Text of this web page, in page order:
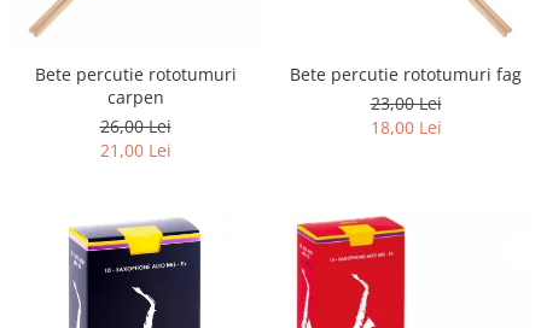
Alte accesorii
Doze
Microfoane sax
Piese de schimb
Ancii clarinet
Mustiuc clarinet
Stativ clarinet
Bratara clarinet
Doza clarinet
Plasturi clarinet
Eufoniu & Bariton
Accesorii flaut
Mandolina Electro-Acustica
Sisteme wireless intrumente cu
Corzi
Curele
Ukulele
Mixer Analog
Mixere amplificate
Set mixer amplificat
Stativ microfon
Bete percutie rototumuri
carpen
26,00 Lei
21,00 Lei
Bete percutie rototumuri fag
23,00 Lei
18,00 Lei